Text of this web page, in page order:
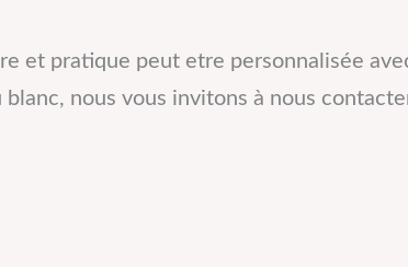
et pratique peut etre personnalisée
nous vous invitons à nous